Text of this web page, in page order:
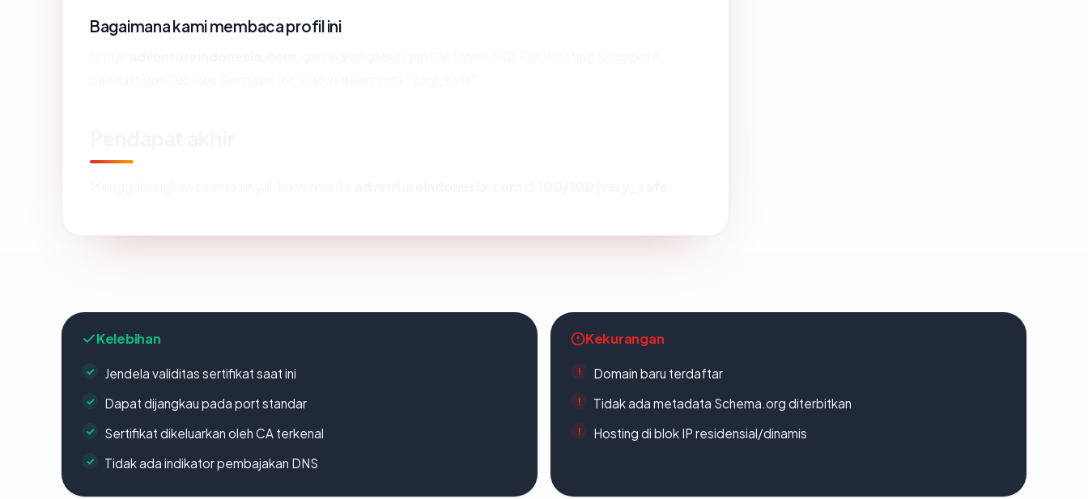
Bagaimana kami membaca profil ini
Kelebihan
Jendela validitas sertifikat saat ini
Dapat dijangkau pada port standar
Sertifikat dikeluarkan oleh CA terkenal
Tidak ada indikator pembajakan DNS
Kekurangan
Domain baru terdaftar
Tidak ada metadata Schema.org diterbitkan
Hosting di blok IP residensial/dinamis